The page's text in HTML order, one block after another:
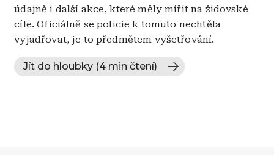
údajně i další akce, které měly mířit na židovské
cíle. Oficiálně se policie k tomuto nechtěla
vyjadřovat, je to předmětem vyšetřování.
Jít do hloubky (4 min čtení)